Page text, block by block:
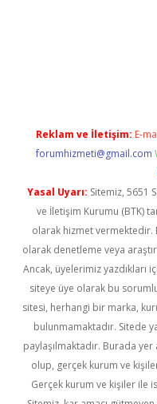
Reklam ve İletişim: E-
forumhizmeti@gmail.com
Yasal Uyarı: Sitemiz, 5651
ve İletişim Kurumu (BTK)
olarak hizmet
olarak denetleme veya
Ancak, üyelerimiz yazdıkları
siteye üye olarak bu
sitesi, herhangi bir marka,
bulunmamaktadır. Sitede
paylaşılmaktadır. Burada
olup, gerçek kurum ve
Gerçek kurum ve kişiler ile